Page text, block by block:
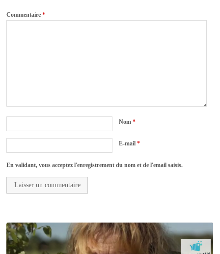
Commentaire*
Nom*
E-mail*
En validant, vous acceptez l'enregistrement du nom et de l'email saisis.